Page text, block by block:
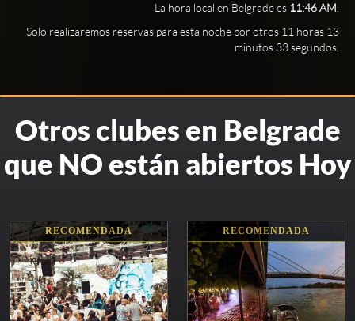
La hora local en Belgrade es 11:46 AM
Solo realizaremos reservas para esta noche por otros 11 horas 13
minutos 32 segundos.
Otros clubes en Belgrade
que NO están abiertos Hoy
RECOMENDADA RECOMENDADA